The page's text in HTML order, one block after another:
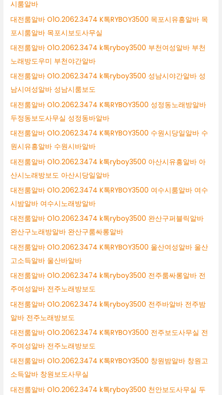
시룸알바
대전룸알바 O1O.2062.3474 K톡RYBOY3500 목포시유흥알바 목
포시룸알바 목포시보도사무실
대전룸알바 O1O.2062.3474 k톡ryboy3500 부천여성알바 부천
노래방도우미 부천야간알바
대전룸알바 O1O.2062.3474 k톡ryboy3500 성남시야간알바 성
남시여성알바 성남시룸보도
대전룸알바 O1O.2062.3474 K톡RYBOY3500 성정동노래방알바
두정동보도사무실 성정동바알바
대전룸알바 O1O.2062.3474 K톡RYBOY3500 수원시당일알바 수
원시유흥알바 수원시바알바
대전룸알바 O1O.2062.3474 k톡ryboy3500 아산시유흥알바 아
산시노래방보도 아산시당일알바
대전룸알바 O1O.2062.3474 K톡RYBOY3500 여수시룸알바 여수
시밤알바 여수시노래방알바
대전룸알바 O1O.2062.3474 k톡ryboy3500 완산구퍼블릭알바
완산구노래방알바 완산구룸싸롱알바
대전룸알바 O1O.2062.3474 K톡RYBOY3500 울산여성알바 울산
고소득알바 울산바알바
대전룸알바 O1O.2062.3474 k톡ryboy3500 전주룸싸롱알바 전
주여성알바 전주노래방보도
대전룸알바 O1O.2062.3474 k톡ryboy3500 전주바알바 전주밤
알바 전주노래방보도
대전룸알바 O1O.2062.3474 K톡RYBOY3500 전주보도사무실 전
주여성알바 전주노래방보도
대전룸알바 O1O.2062.3474 K톡RYBOY3500 창원밤알바 창원고
소득알바 창원보도사무실
대전룸알바 O1O.2062.3474 k톡ryboy3500 천안보도사무실 두